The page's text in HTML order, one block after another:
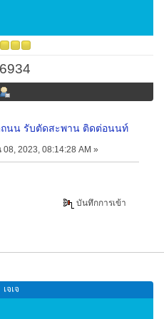
นน รับตัดสะพาน ติดต่อนนท์
08, 2023, 08:14:28 AM »
บันทึกการเข้า
เจเจ